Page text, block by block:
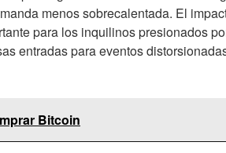
menos sobrecalentada. El
para los inquilinos presionados
entradas para eventos
Bitcoin